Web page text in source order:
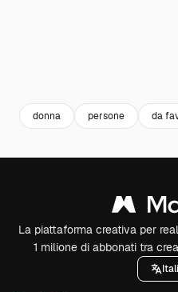
donna persone da
La piattaforma creativa per
1 milione di abbonati tra